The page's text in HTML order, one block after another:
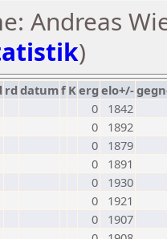
Andreas
)
rd datumf Kerg elo+/-
0
1842
0
1892
0
1879
0
1891
0
1930
0
1921
0
1907